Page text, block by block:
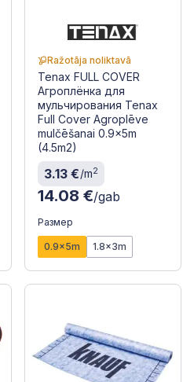
Ražotāja noliktavā
Tenax FULL COVER
Агроплёнка для
мульчирования Tenax
Full Cover Agroplēve
mulčēšanai 0.9x5m
(4.5m2)
3.13 €/m2
14.08 €/gab
Размер
0.9x5m 1.8x3m